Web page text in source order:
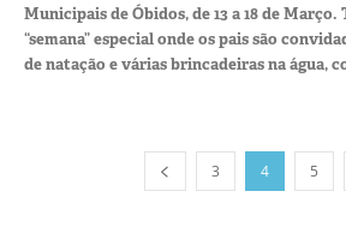
Municipais de Óbidos, de 13 a 18 de Março.
“semana” especial onde os pais são
de natação e várias brincadeiras na água,
3 4 5